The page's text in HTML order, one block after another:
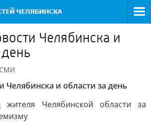
Челябинска и
СМИ
Челябинска и области за день
жителя Челябинской области за